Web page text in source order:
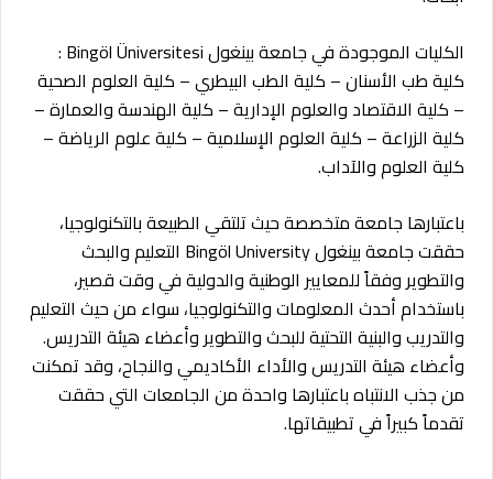
الكليات الموجودة في جامعة بينغول Bingöl Üniversitesi :
كلية طب الأسنان – كلية الطب البيطري – كلية العلوم الصحية
– كلية الاقتصاد والعلوم الإدارية – كلية الهندسة والعمارة –
كلية الزراعة – كلية العلوم الإسلامية – كلية علوم الرياضة –
كلية العلوم والآداب.
باعتبارها جامعة متخصصة حيث تلتقي الطبيعة بالتكنولوجيا،
حققت جامعة بينغول Bingöl University التعليم والبحث
والتطوير وفقاً للمعايير الوطنية والدولية في وقت قصير،
باستخدام أحدث المعلومات والتكنولوجيا، سواء من حيث التعليم
والتدريب والبنية التحتية للبحث والتطوير وأعضاء هيئة التدريس.
وأعضاء هيئة التدريس والأداء الأكاديمي والنجاح، وقد تمكنت
من جذب الانتباه باعتبارها واحدة من الجامعات التي حققت
تقدماً كبيراً في تطبيقاتها.